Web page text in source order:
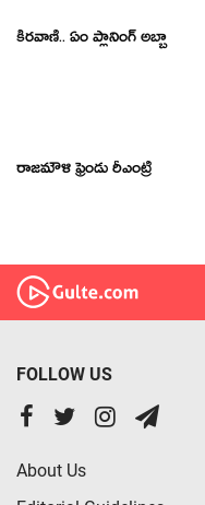
కీరవాణి.. ఏం ప్లానింగ్ అబ్బా
రాజమౌళి ఫ్రెండు రీఎంట్రీ
FOLLOW US
About Us